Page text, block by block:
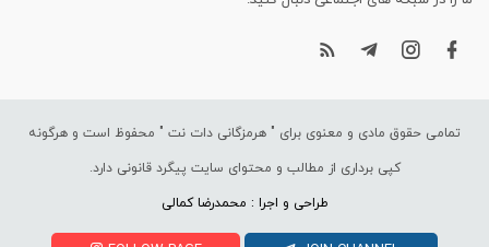
تمامی حقوق مادی و معنوی برای " هرمزگانی دات نت " محفوظ است و هرگونه
کپی برداری از مطالب و محتوای سایت پیگرد قانونی دارد.
طراحی و اجرا : محمدرضا کمالی